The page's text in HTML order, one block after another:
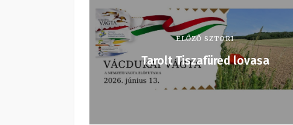
ELŐZŐ SZTORI
Tarolt Tiszafüred lovasa